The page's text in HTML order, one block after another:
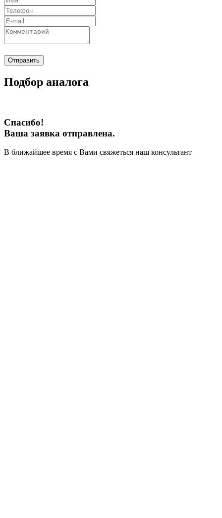
Отправить
Подбор аналога
Спасибо!
Ваша заявка отправлена.
В ближайшее время с Вами свяжеться наш консультант